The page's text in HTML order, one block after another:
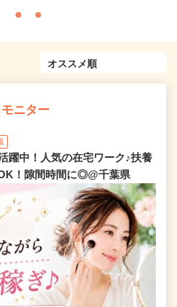
ニター
躍中！人気の在宅ワーク♪扶養
！隙間時間に◎@千葉県